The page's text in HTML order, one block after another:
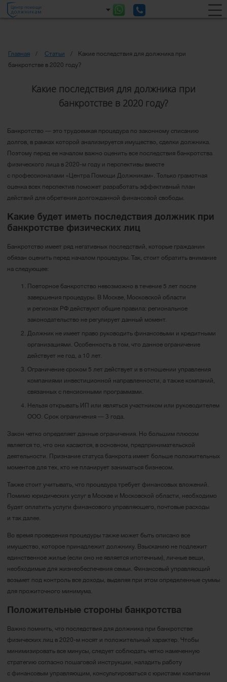
Главная Статьи
Какие последствия для должника при
банкротстве в 2020 году?
Какие последствия для должника при
банкротстве в 2020 году?
Банкротство ― это трудоемкая процедура по законному списанию
долгов, в рамках которой анализируется имущество, сделки должника.
Поэтому перед ее началом важно оценить все последствия банкротства
физического лица в 2020-м году и перспективы вместе
с профессионалами «Центра Помощи Должникам». Только грамотная
оценка всех перспектив поможет разработать эффективный план
действий для обретения долгожданной финансовой свободы.
Какие будет иметь последствия должник при
банкротстве физических лиц
Банкротство имеет ряд негативных последствий, которые гражданин
обязан оценить перед началом процедуры. Так, стоит обратить внимание
на следующее:
Повторное банкротство невозможно в течение 5 лет после
завершения процедуры. В Москве, Московской области
и регионах РФ действуют общие правила: региональное
законодательство не регулирует данный момент.
Должник не имеет право руководить финансовыми и кредитными
организациями. Особенность в том, что данное ограничение
действует не год, а 10 лет.
Ограничение сроком 5 лет действует и в отношении управления
компаниями инвестиционной направленности, а также компаний,
связанных с пенсионными программами.
Нельзя открывать ИП или являться участником или руководителем
ООО. Срок ограничения ― 3 года.
Закон четко определяет данные ограничения. Но большим плюсом
является то, что они касаются, в основном, предпринимательской
деятельности. Признание статуса банкрота имеет больше положительных
моментов для тех, кто не планирует заниматься бизнесом.
Также стоит учитывать, что процедура требует финансовых вложений.
Помимо юридических услуг в Москве и Московской области, необходимо
будет оплатить услуги финансового управляющего, почтовые расходы
и так далее.
Во время проведения процедуры также может быть описано все
имущество, которое принадлежит должнику. Взысканию не подлежит
единственное жилье (если оно не является ипотечным), личные вещи,
необходимые для жизнеобеспечения семьи. Финансовый управляющий
возьмет под контроль все доходы, выделяя при этом определенные суммы
для прожиточного минимума.
Положительные стороны банкротства
Важно помнить, что последствия для должника при банкротстве
физических лиц в 2020-м носят и положительный характер. Чтобы
минимизировать все минусы, следует соблюдать четко намеченную
стратегию согласно пошаговой инструкции, наладить работу
с финансовым управляющим, консультироваться с юристами компании